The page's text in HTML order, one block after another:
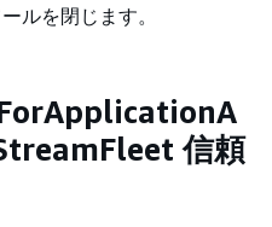
ルを閉じます。
信頼